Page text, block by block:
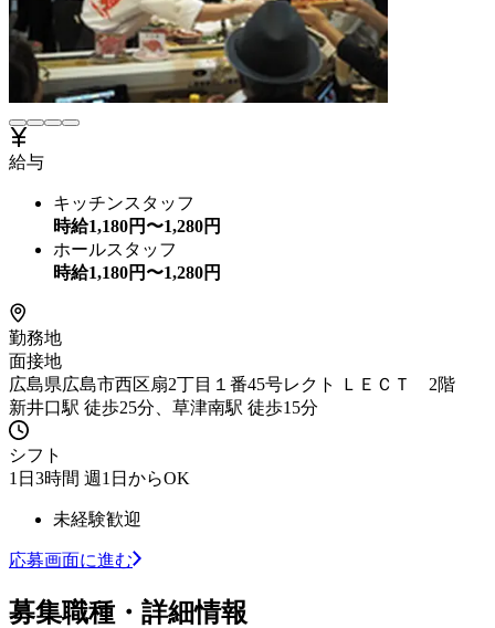
給与
キッチンスタッフ
時給1,180円〜1,280円
ホールスタッフ
時給1,180円〜1,280円
勤務地
面接地
広島県広島市西区扇2丁目１番45号レクト ＬＥＣＴ 2階
新井口駅 徒歩25分、草津南駅 徒歩15分
シフト
1日3時間 週1日からOK
未経験歓迎
応募画面に進む
募集職種・詳細情報